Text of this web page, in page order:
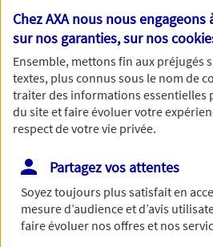
meilleurs délais par mail ou
Votre message :
Vous disposez de droits sur les
plus d’informations,cliquez ici.
Chez AXA nous nous
sur nos garanties, sur nos
Ensemble, mettons fin aux préjugés
textes, plus connus sous le nom de
traiter des informations essentielles
du site et faire évoluer votre
respect de votre vie privée.
Partagez vos attentes
Soyez toujours plus satisfait en
mesure d’audience et d’avis
faire évoluer nos offres et nos